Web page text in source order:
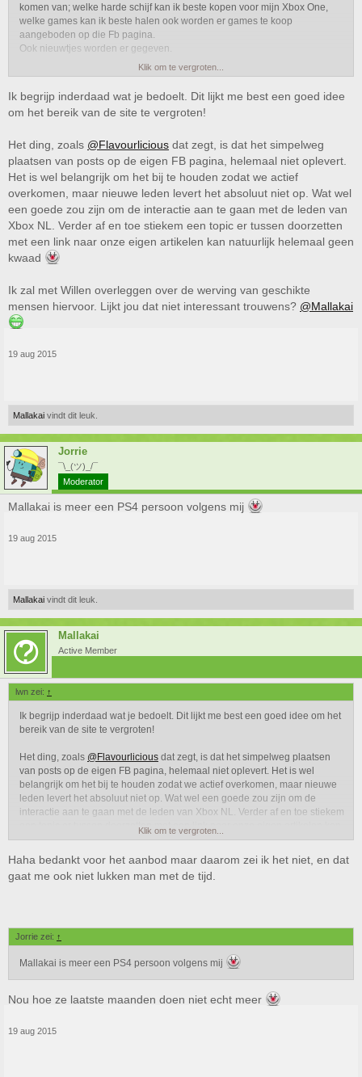
komen van; welke harde schijf kan ik beste kopen voor mijn Xbox One,
welke games kan ik beste halen ook worden er games te koop
aangeboden op die Fb pagina.
Ook nieuwtjes worden er gegeven.
Tussendoor kun je gewoon berichten posten die naar het forum linken.
Ik heb me erover verbaast hoeveel berichten ik in mijn timeline krijg per
dag op facebook van gasten/vrouwen die daar berichten posten en hoe
actief er op gereageerd en geliked (okay dat is niet zo boeiend maar toch)
In de beginpost van Xbox One Nederland FB staat ook jullie site zelfs..
Ik zie niet in waarom jullie dit ook niet zouden kunnen doen, jullie zijn de
grootste Xbox forum van Nederland, Kan makkelijk nog groter
Klik om te vergroten...
Ik begrijp inderdaad wat je bedoelt. Dit lijkt me best een goed idee
om het bereik van de site te vergroten!
Het ding, zoals @Flavourlicious dat zegt, is dat het simpelweg
plaatsen van posts op de eigen FB pagina, helemaal niet oplevert.
Het is wel belangrijk om het bij te houden zodat we actief
overkomen, maar nieuwe leden levert het absoluut niet op. Wat wel
een goede zou zijn om de interactie aan te gaan met de leden van
Xbox NL. Verder af en toe stiekem een topic er tussen doorzetten
met een link naar onze eigen artikelen kan natuurlijk helemaal geen
kwaad
Ik zal met Willen overleggen over de werving van geschikte
mensen hiervoor. Lijkt jou dat niet interessant trouwens? @Mallakai
19 aug 2015
Mallakai vindt dit leuk.
Jorrie
¯\_(ツ)_/¯
Moderator
Mallakai is meer een PS4 persoon volgens mij
19 aug 2015
Mallakai vindt dit leuk.
Mallakai
Active Member
lwn zei: ↑
Ik begrijp inderdaad wat je bedoelt. Dit lijkt me best een goed idee om het
bereik van de site te vergroten!
Het ding, zoals @Flavourlicious dat zegt, is dat het simpelweg plaatsen
van posts op de eigen FB pagina, helemaal niet oplevert. Het is wel
belangrijk om het bij te houden zodat we actief overkomen, maar nieuwe
leden levert het absoluut niet op. Wat wel een goede zou zijn om de
interactie aan te gaan met de leden van Xbox NL. Verder af en toe stiekem
een topic er tussen doorzetten met een link naar onze eigen artikelen kan
natuurlijk helemaal geen kwaad
Ik zal met Willen overleggen over de werving van geschikte mensen
hiervoor. Lijkt jou dat niet interessant trouwens?
Klik om te vergroten...
Haha bedankt voor het aanbod maar daarom zei ik het niet, en dat
gaat me ook niet lukken man met de tijd.
Jorrie zei: ↑
Mallakai is meer een PS4 persoon volgens mij
Nou hoe ze laatste maanden doen niet echt meer
19 aug 2015